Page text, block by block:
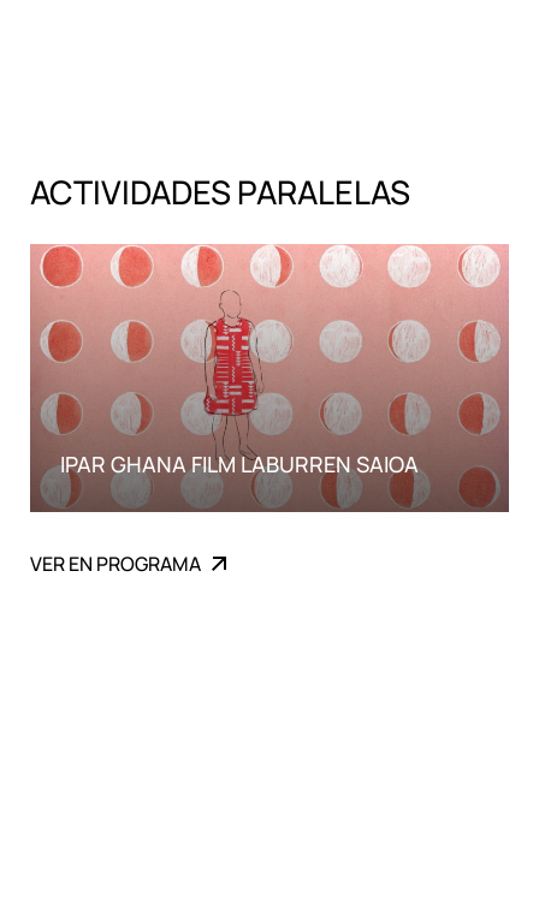
ACTIVIDADES PARALELAS
IPAR GHANA FILM LABURREN SAIOA
VER EN PROGRAMA